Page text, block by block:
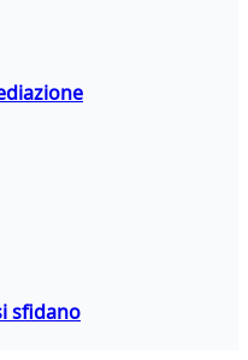
sfidano